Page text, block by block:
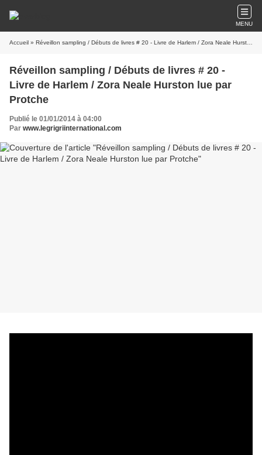
MENU
Accueil » Réveillon sampling / Débuts de livres # 20 - Livre de Harlem / Zora Neale Hurston lue par Protche
Réveillon sampling / Débuts de livres # 20 -
Livre de Harlem / Zora Neale Hurston lue par
Protche
Publié le 01/01/2014 à 04:00
Par www.legrigriinternational.com